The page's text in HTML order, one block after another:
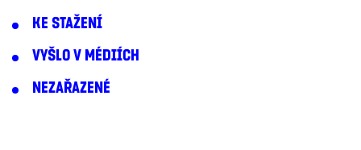
KE STAŽENÍ
VYŠLO V MÉDIÍCH
NEZAŘAZENÉ